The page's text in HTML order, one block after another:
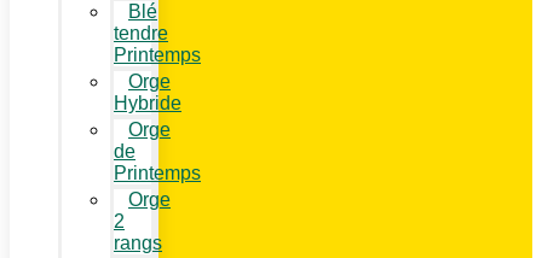
Blé
tendre
Printemps
Orge
Hybride
Orge
de
Printemps
Orge
2
rangs